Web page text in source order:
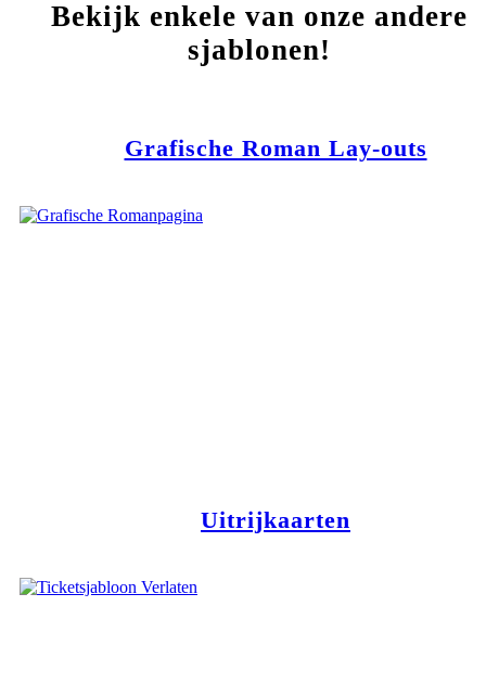
Bekijk enkele van onze andere
sjablonen!
Grafische Roman Lay-outs
Uitrijkaarten